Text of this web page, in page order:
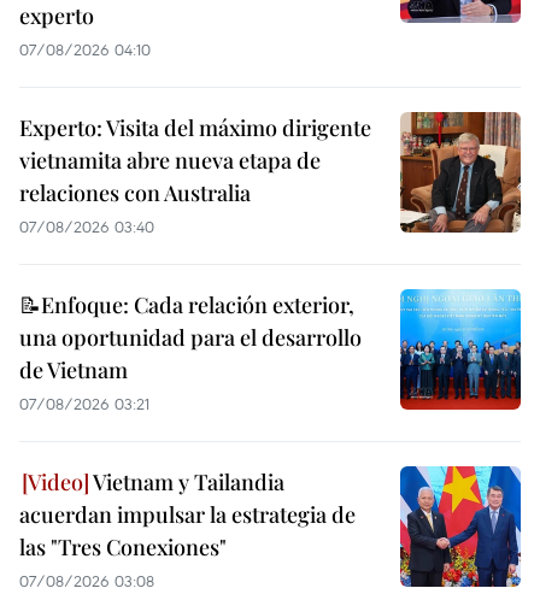
experto
07/08/2026 04:10
Experto: Visita del máximo dirigente
vietnamita abre nueva etapa de
relaciones con Australia
07/08/2026 03:40
📝Enfoque: Cada relación exterior,
una oportunidad para el desarrollo
de Vietnam
07/08/2026 03:21
Vietnam y Tailandia
acuerdan impulsar la estrategia de
las "Tres Conexiones"
07/08/2026 03:08